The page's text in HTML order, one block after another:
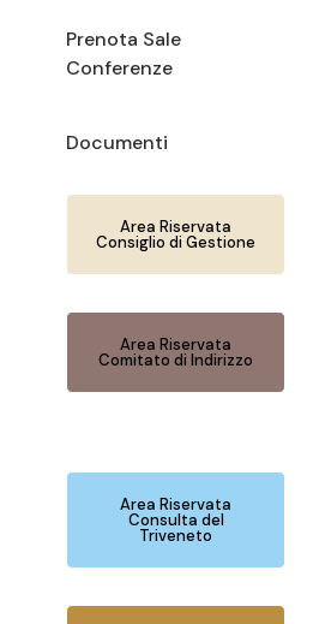
Prenota Sale
Conferenze
Documenti
Area Riservata
Consiglio di Gestione
Area Riservata
Comitato di Indirizzo
Area Riservata
Consulta del
Triveneto